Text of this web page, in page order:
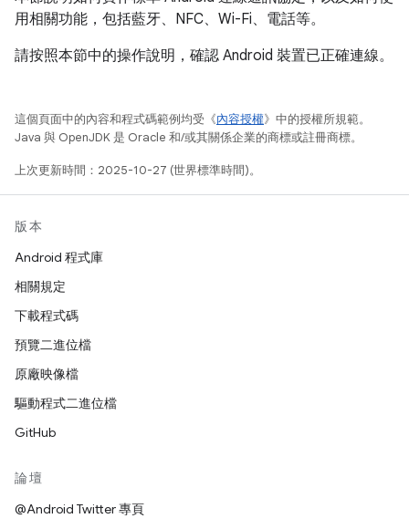
用相關功能，包括藍牙、NFC、Wi-Fi、電話等。
請按照本節中的操作說明，確認 Android 裝置已正確連線。
這個頁面中的內容和程式碼範例均受《內容授權》中的授權所規範。
Java 與 OpenJDK 是 Oracle 和/或其關係企業的商標或註冊商標。
上次更新時間：2025-10-27 (世界標準時間)。
版本
Android 程式庫
相關規定
下載程式碼
預覽二進位檔
原廠映像檔
驅動程式二進位檔
GitHub
論壇
@Android Twitter 專頁